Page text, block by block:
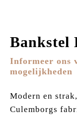
Bankstel
Informeer ons
mogelijkheden
Modern en
Culemborgs